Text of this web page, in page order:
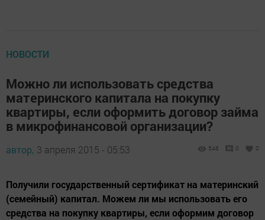
НОВОСТИ
Можно ли использовать средства
материнского капитала на покупку
квартиры, если оформить договор займа
в микрофинансовой организации?
автор, 3 апреля 2015 - 05:53 548 0 0
Получили государственный сертификат на материнский
(семейный) капитал. Можем ли мы использовать его
средства на покупку квартиры, если оформим договор